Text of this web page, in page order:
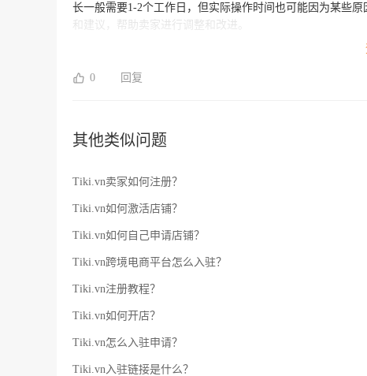
长一般需要1-2个工作日，但实际操作时间也可能因为某些
和建议，帮助卖家进行调整和改进。
0 回复
其他类似问题
Tiki.vn卖家如何注册？
Tiki.vn如何激活店铺？
Tiki.vn如何自己申请店铺？
Tiki.vn跨境电商平台怎么入驻？
Tiki.vn注册教程？
Tiki.vn如何开店？
Tiki.vn怎么入驻申请？
Tiki.vn入驻链接是什么？